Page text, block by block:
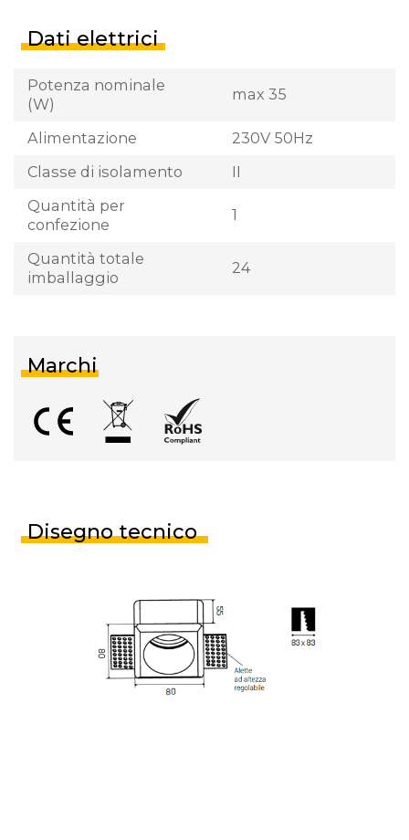
Dati elettrici
Potenza nominale
(W)
max 35
Alimentazione
230V 50Hz
Classe di isolamento
II
Quantità per
confezione
1
Quantità totale
imballaggio
24
Marchi
Disegno tecnico